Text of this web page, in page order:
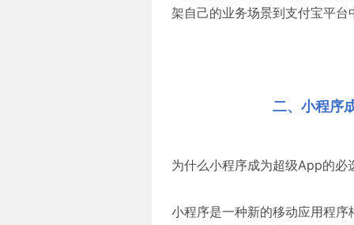
架自己的业务场景到支付宝平台
二、小程序
为什么小程序成为超级App的必
小程序是一种新的移动应用程